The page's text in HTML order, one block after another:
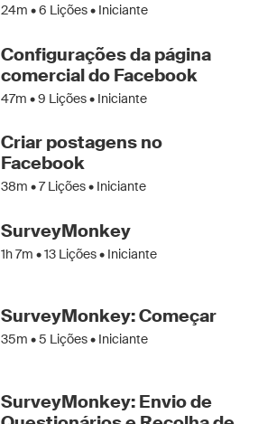
24m •6 Lições • Iniciante
Configurações da página
comercial do Facebook
47m •9 Lições • Iniciante
Criar postagens no
Facebook
38m •7Lições • Iniciante
SurveyMonkey
1h 7m •13 Lições • Iniciante
SurveyMonkey: Começar
35m •5 Lições • Iniciante
SurveyMonkey: Envio de